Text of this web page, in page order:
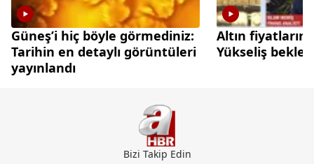
Güneş’i hiç böyle görmediniz:
Tarihin en detaylı görüntüleri
yayınlandı
Altın
Yükseliş
Bizi Takip Edin